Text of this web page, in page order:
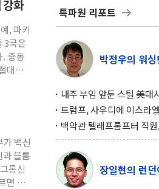
강화
, 파키
3국은
. 중동
대적
백신
블룸
통신
면 다
특파원 리포트
박정우의 워
내주 부임 앞둔 스틸 美대
행사서 "한미동맹 강화 최
트럼프, 사우디에 이스라
구…원자력 협정 서명 하
위기
백악관 텔레프롬프터 직
설 미리 보고 베팅 시장서
겨
장일현의 런던